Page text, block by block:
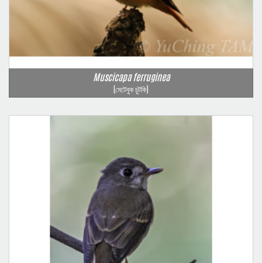
Muscicapa ferruginea
(মেটেবুক চুটকি)